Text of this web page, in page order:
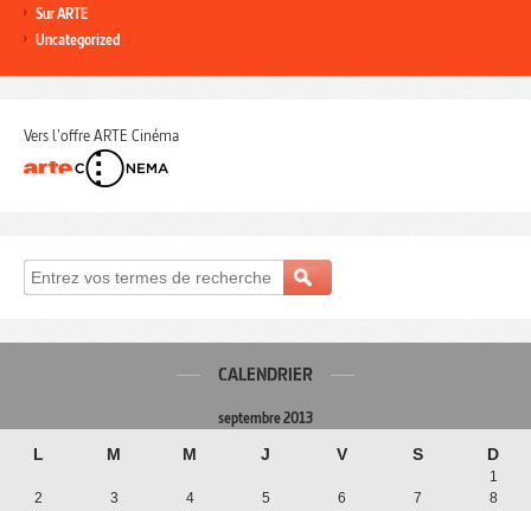
Sur ARTE
Uncategorized
Vers l'offre ARTE Cinéma
CALENDRIER
septembre 2013
L M M J V S D
1
2
3 4 5 6 7
8